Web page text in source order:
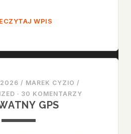
WPIS
2026 / MAREK CYZIO /
· 30 KOMENTARZY
GPS